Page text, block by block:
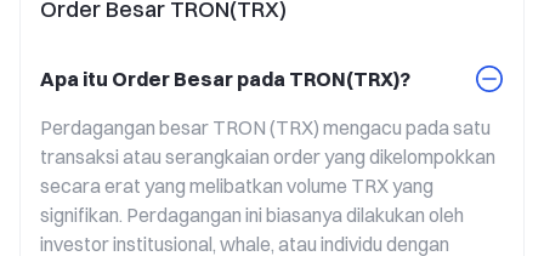
Order Besar TRON(TRX)
Apa itu Order Besar pada TRON(TRX)?
Perdagangan besar TRON (TRX) mengacu pada satu
transaksi atau serangkaian order yang dikelompokkan
secara erat yang melibatkan volume TRX yang
signifikan. Perdagangan ini biasanya dilakukan oleh
investor institusional, whale, atau individu dengan